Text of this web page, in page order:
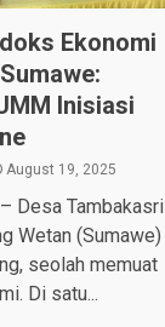
Ekonomi
Inisiasi
August 19, 2025
Desa Tambakasri
Wetan (Sumawe)
seolah memuat
Di satu...